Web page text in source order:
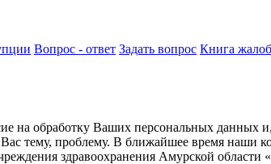
Вопрос - ответ Задать вопрос Книга
на обработку Ваших персональных
тему, проблему. В ближайшее время наши
здравоохранения Амурской области